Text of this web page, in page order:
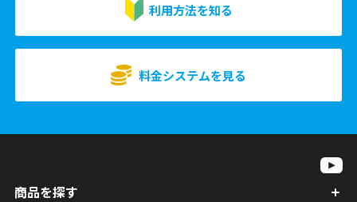
利用方法を知る
料金システムを見る
商品を探す